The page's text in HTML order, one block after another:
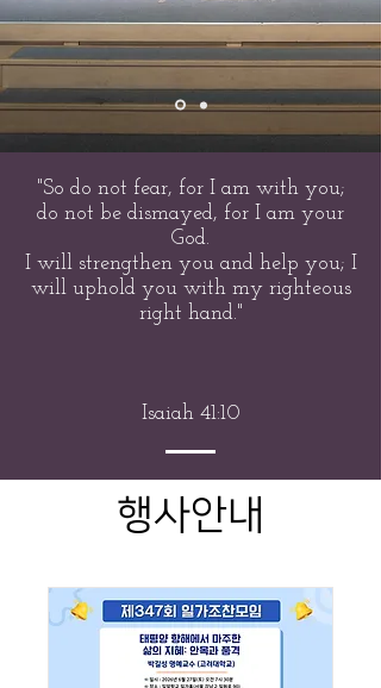
"So do not fear, for I am with you;
do not be dismayed, for I am your
God.
I will strengthen you and help you; I
will uphold you with my righteous
right hand."
Isaiah 41:10
행사안내